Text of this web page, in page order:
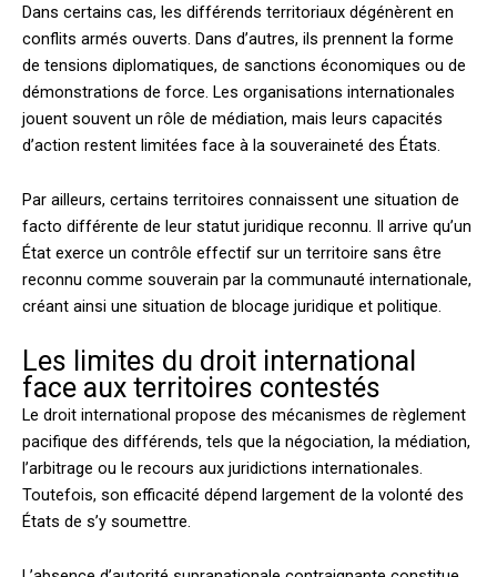
Dans certains cas, les différends territoriaux dégénèrent en
conflits armés ouverts. Dans d’autres, ils prennent la forme
de tensions diplomatiques, de sanctions économiques ou de
démonstrations de force. Les organisations internationales
jouent souvent un rôle de médiation, mais leurs capacités
d’action restent limitées face à la souveraineté des États.
Par ailleurs, certains territoires connaissent une situation de
facto différente de leur statut juridique reconnu. Il arrive qu’un
État exerce un contrôle effectif sur un territoire sans être
reconnu comme souverain par la communauté internationale,
créant ainsi une situation de blocage juridique et politique.
Les limites du droit international
face aux territoires contestés
Le droit international propose des mécanismes de règlement
pacifique des différends, tels que la négociation, la médiation,
l’arbitrage ou le recours aux juridictions internationales.
Toutefois, son efficacité dépend largement de la volonté des
États de s’y soumettre.